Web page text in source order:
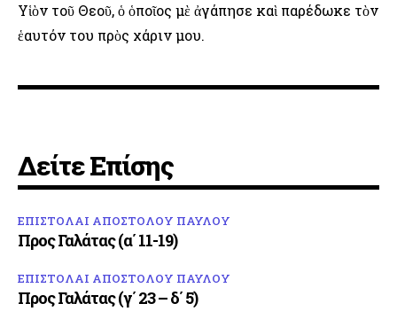
Υἱὸν τοῦ Θεοῦ, ὁ ὁποῖος μὲ ἀγάπησε καὶ παρέδωκε τὸν
ἑαυτόν του πρὸς χάριν μου.
Δείτε Επίσης
ΕΠΙΣΤΟΛΑΙ ΑΠΟΣΤΟΛΟΥ ΠΑΥΛΟΥ
Προς Γαλάτας (α΄ 11-19)
ΕΠΙΣΤΟΛΑΙ ΑΠΟΣΤΟΛΟΥ ΠΑΥΛΟΥ
Προς Γαλάτας (γ΄ 23 – δ΄ 5)